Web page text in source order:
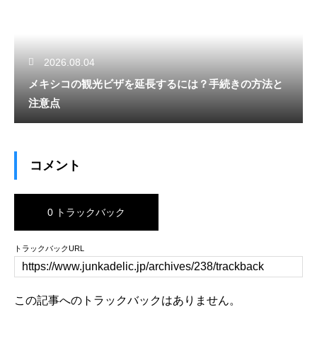
2026.08.04
メキシコの観光ビザを延長するには？手続きの方法と
注意点
コメント
0 トラックバック
トラックバックURL
この記事へのトラックバックはありません。